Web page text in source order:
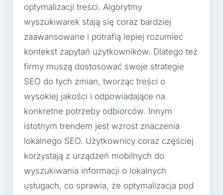
optymalizacji treści. Algorytmy
wyszukiwarek stają się coraz bardziej
zaawansowane i potrafią lepiej rozumieć
kontekst zapytań użytkowników. Dlatego też
firmy muszą dostosować swoje strategie
SEO do tych zmian, tworząc treści o
wysokiej jakości i odpowiadające na
konkretne potrzeby odbiorców. Innym
istotnym trendem jest wzrost znaczenia
lokalnego SEO. Użytkownicy coraz częściej
korzystają z urządzeń mobilnych do
wyszukiwania informacji o lokalnych
usługach, co sprawia, że optymalizacja pod